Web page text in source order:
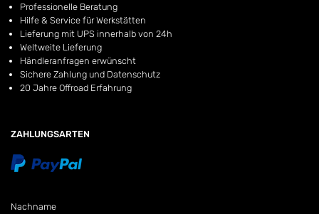
Professionelle Beratung
Hilfe & Service für Werkstätten
Lieferung mit UPS innerhalb von 24h
Weltweite Lieferung
Händleranfragen erwünscht
Sichere Zahlung und Datenschutz
20 Jahre Offroad Erfahrung
ZAHLUNGSARTEN
Nachname